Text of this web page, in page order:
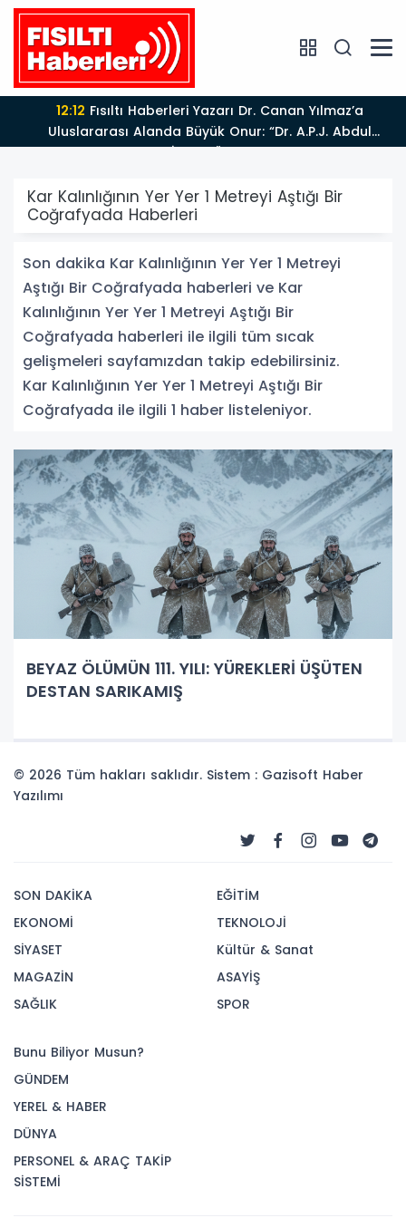
12:12Fısıltı Haberleri Yazarı Dr. Canan Yılmaz’a
Uluslararası Alanda Büyük Onur: “Dr. A.P.J. Abdul
Kalam İlham Ödülü 2026”
Kar Kalınlığının Yer Yer 1 Metreyi Aştığı Bir
Coğrafyada Haberleri
Son dakika Kar Kalınlığının Yer Yer 1 Metreyi
Aştığı Bir Coğrafyada haberleri ve Kar
Kalınlığının Yer Yer 1 Metreyi Aştığı Bir
Coğrafyada haberleri ile ilgili tüm sıcak
gelişmeleri sayfamızdan takip edebilirsiniz.
Kar Kalınlığının Yer Yer 1 Metreyi Aştığı Bir
Coğrafyada ile ilgili 1 haber listeleniyor.
BEYAZ ÖLÜMÜN 111. YILI: YÜREKLERİ ÜŞÜTEN
DESTAN SARIKAMIŞ
© 2026 Tüm hakları saklıdır. Sistem : Gazisoft Haber
Yazılımı
SON DAKİKA
EKONOMİ
SİYASET
MAGAZİN
SAĞLIK
EĞİTİM
TEKNOLOJİ
Kültür & Sanat
ASAYİŞ
SPOR
Bunu Biliyor Musun?
GÜNDEM
YEREL & HABER
DÜNYA
PERSONEL & ARAÇ TAKİP
SİSTEMİ